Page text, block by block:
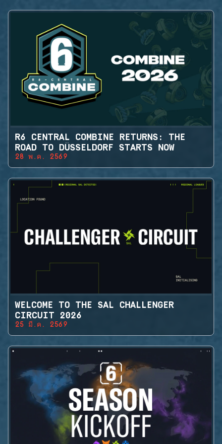
R6 CENTRAL COMBINE RETURNS: THE
ROAD TO DÜSSELDORF STARTS NOW
28 พ.ค. 2569
WELCOME TO THE SAL CHALLENGER
CIRCUIT 2026
25 มี.ค. 2569